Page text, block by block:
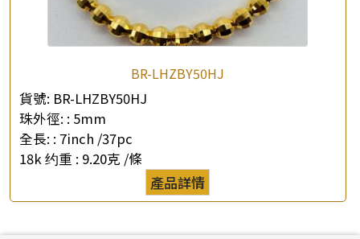
BR-LHZBY50HJ
貨號: BR-LHZBY50HJ
珠外徑: : 5mm
全長: : 7inch /37pc
18k 约重 : 9.20克 /條
產品詳情